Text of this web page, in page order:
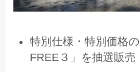
特別仕様・特別価格
FREE３」を抽選販売